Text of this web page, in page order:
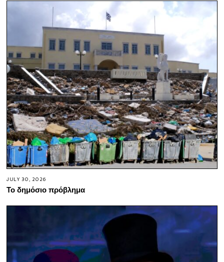
JULY 30, 2026
Το δημόσιο πρόβλημα